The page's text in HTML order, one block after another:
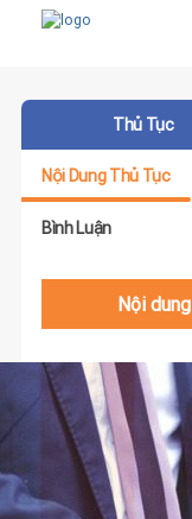
Thủ Tục
Nội Dung Thủ Tục
Bình Luận
Nội dung